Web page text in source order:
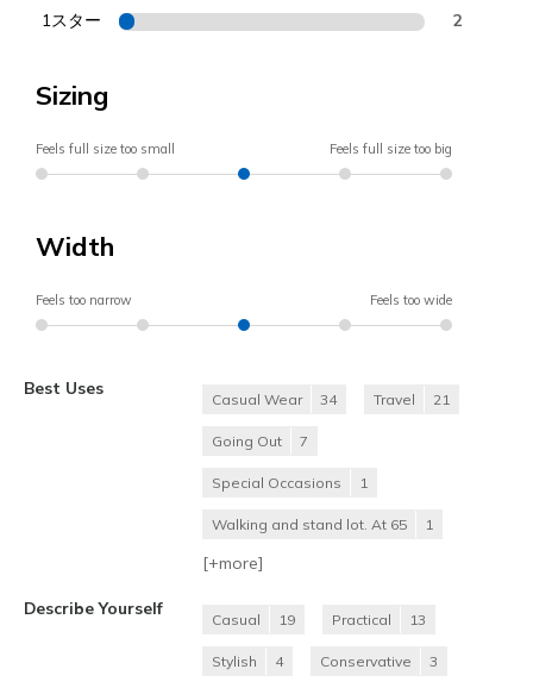
1スター 2
Sizing
Feels full size too small Feels full size too big
Width
Feels too narrow Feels too wide
Best Uses
Casual Wear 34 Travel 21
Going Out 7
Special Occasions 1
Walking and stand lot. At 65 1
[+more]
Describe Yourself
Casual 19 Practical 13
Stylish 4 Conservative 3